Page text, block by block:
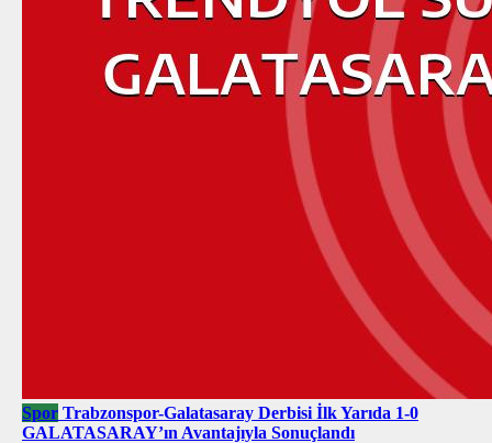
Spor Trabzonspor-Galatasaray Derbisi İlk Yarıda 1-0
GALATASARAY’ın Avantajıyla Sonuçlandı